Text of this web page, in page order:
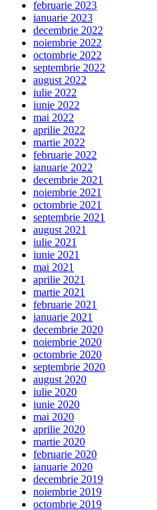
februarie 2023
ianuarie 2023
decembrie 2022
noiembrie 2022
octombrie 2022
septembrie 2022
august 2022
iulie 2022
iunie 2022
mai 2022
aprilie 2022
martie 2022
februarie 2022
ianuarie 2022
decembrie 2021
noiembrie 2021
octombrie 2021
septembrie 2021
august 2021
iulie 2021
iunie 2021
mai 2021
aprilie 2021
martie 2021
februarie 2021
ianuarie 2021
decembrie 2020
noiembrie 2020
octombrie 2020
septembrie 2020
august 2020
iulie 2020
iunie 2020
mai 2020
aprilie 2020
martie 2020
februarie 2020
ianuarie 2020
decembrie 2019
noiembrie 2019
octombrie 2019